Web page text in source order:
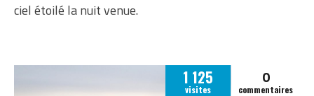
ciel étoilé la nuit venue.
1 125
visites
0
commentaires